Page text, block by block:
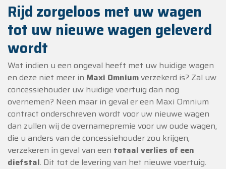
Rijd zorgeloos met uw wagen
tot uw nieuwe wagen geleverd
wordt
Wat indien u een ongeval heeft met uw huidige wagen
en deze niet meer in Maxi Omniumverzekerd is? Zal uw
concessiehouder uw huidige voertuig dan nog
overnemen? Neen maar in geval er een Maxi Omnium
contract onderschreven wordt voor uw nieuwe wagen
dan zullen wij de overnamepremie voor uw oude wagen,
die u anders van de concessiehouder zou krijgen,
verzekeren in geval van een totaal verlies of een
diefstal. Dit tot de levering van het nieuwe voertuig.